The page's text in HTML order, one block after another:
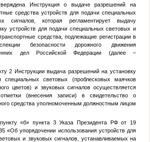
Инструкция о выдаче разрешений на
средства устройств для подачи специальных
сигналов, которая регламентирует выдачу
устройств для подачи специальных световых и
средства, подлежащие регистрации в
безопасности дорожного движения
дел Российской Федерации (далее –
2 Инструкции выдача разрешений на установку
специальных световых (проблесковых маячков
цветов) и звуковых сигналов осуществляется
(внесения записи) в свидетельство о
средства уполномоченным должностным лицом
«б» пункта 3 Указа Президента РФ от 19
упорядочении использования устройств для
и звуковых сигналов, устанавливаемых на